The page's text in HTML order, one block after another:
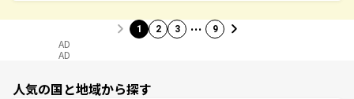
1 2 3 … 9
AD
AD
人気の国と地域から探す